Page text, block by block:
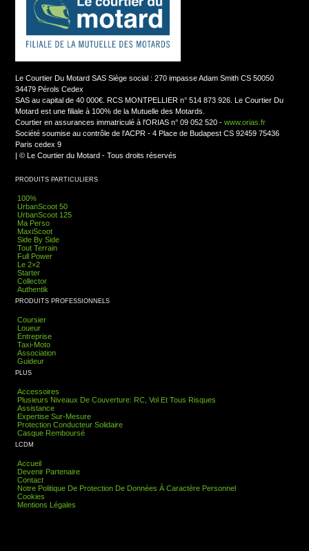
Le Courtier Du Motard SAS Siège social : 270 impasse Adam Smith CS 50050
34479 Pérols Cedex
SAS au capital de 40 000€. RCS MONTPELLIER n° 514 873 926. Le Courtier Du
Motard est une filiale à 100% de la Mutuelle des Motards.
Courtier en assurances immatriculé à l'ORIAS n° 09 052 520 -www.orias.fr
Société soumise au contrôle de l'ACPR - 4 Place de Budapest CS 92459 75436
Paris cedex 9
|© Le Courtier du Motard - Tous droits réservés
PRODUITS PARTICULIERS
100%
UrbanScoot 50
UrbanScoot 125
Ma Perso
MaxiScoot
Side By Side
Tout Terrain
Full Power
Le 2×2
Starter
Collector
Authentik
PRODUITS PROFESSIONNELS
Coursier
Loueur
Entreprise
Taxi-Moto
Association
Guideur
PLUS
Accessoires
Plusieurs Niveaux De Couverture: RC, Vol Et Tous Risques
Assistance
Expertise Sur-Mesure
Protection Conducteur Solidaire
Casque Remboursé
LCDM
Accueil
Devenir Partenaire
Contact
Notre Politique De Protection De Données À Caractère Personnel
Cookies
Mentions Légales